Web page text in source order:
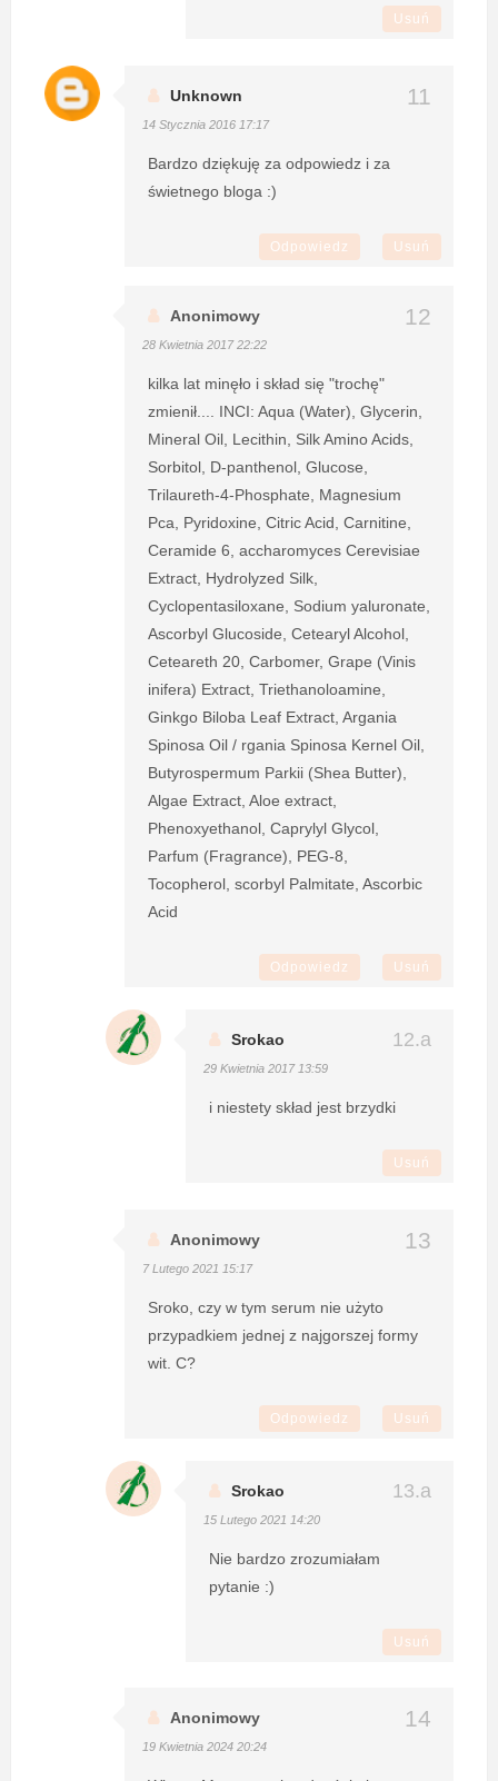
Usuń
Unknown
14 Stycznia 2016 17:17
Bardzo dziękuję za odpowiedz i za
świetnego bloga :)
Odpowiedz Usuń
Anonimowy
28 Kwietnia 2017 22:22
kilka lat minęło i skład się "trochę"
zmienił.... INCI: Aqua (Water), Glycerin,
Mineral Oil, Lecithin, Silk Amino Acids,
Sorbitol, D-panthenol, Glucose,
Trilaureth-4-Phosphate, Magnesium
Pca, Pyridoxine, Citric Acid, Carnitine,
Ceramide 6, accharomyces Cerevisiae
Extract, Hydrolyzed Silk,
Cyclopentasiloxane, Sodium yaluronate,
Ascorbyl Glucoside, Cetearyl Alcohol,
Ceteareth 20, Carbomer, Grape (Vinis
inifera) Extract, Triethanoloamine,
Ginkgo Biloba Leaf Extract, Argania
Spinosa Oil / rgania Spinosa Kernel Oil,
Butyrospermum Parkii (Shea Butter),
Algae Extract, Aloe extract,
Phenoxyethanol, Caprylyl Glycol,
Parfum (Fragrance), PEG-8,
Tocopherol, scorbyl Palmitate, Ascorbic
Acid
Odpowiedz Usuń
Srokao
29 Kwietnia 2017 13:59
i niestety skład jest brzydki
Usuń
Anonimowy
7 Lutego 2021 15:17
Sroko, czy w tym serum nie użyto
przypadkiem jednej z najgorszej formy
wit. C?
Odpowiedz Usuń
Srokao
15 Lutego 2021 14:20
Nie bardzo zrozumiałam
pytanie :)
Usuń
Anonimowy
19 Kwietnia 2024 20:24